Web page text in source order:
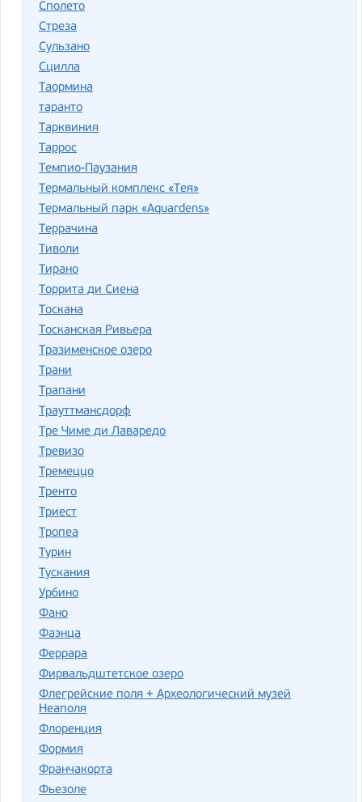
Сполето
Стреза
Сульзано
Сцилла
Таормина
таранто
Тарквиния
Таррос
Темпио-Паузания
Термальный комплекс «Тея»
Термальный парк «Aquardens»
Террачина
Тиволи
Тирано
Торрита ди Сиена
Тоскана
Тосканская Ривьера
Тразименское озеро
Трани
Трапани
Трауттмансдорф
Тре Чиме ди Лаваредо
Тревизо
Тремеццо
Тренто
Триест
Тропеа
Турин
Тускания
Урбино
Фано
Фаэнца
Феррара
Фирвальдштетское озеро
Флегрейские поля + Археологический музей
Неаполя
Флоренция
Формия
Франчакорта
Фьезоле